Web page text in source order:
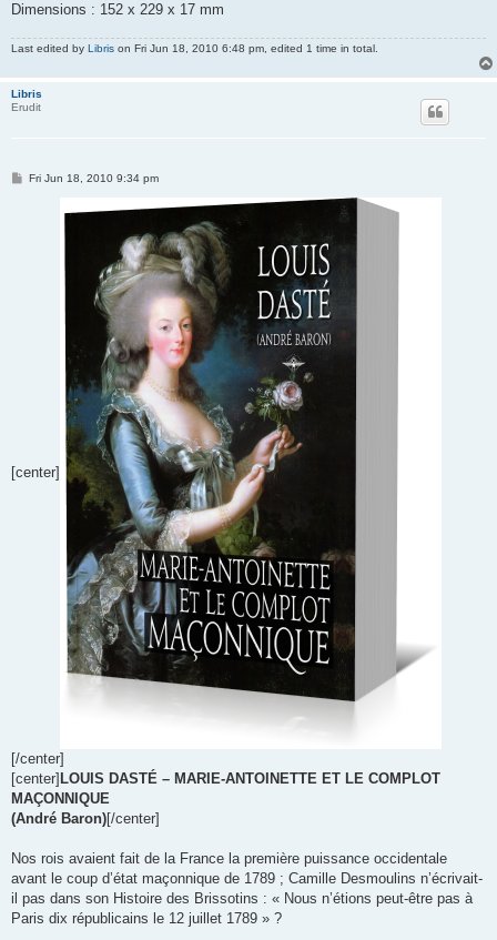
Dimensions : 152 x 229 x 17 mm
Last edited by Libris on Fri Jun 18, 2010 6:48 pm, edited 1 time in total.
Libris
Erudit
PFri Jun 18, 2010 9:34 pm
[center]
[/center]
[center]LOUIS DASTÉ – MARIE-ANTOINETTE ET LE COMPLOT
MAÇONNIQUE
(André Baron)[/center]
Nos rois avaient fait de la France la première puissance occidentale
avant le coup d’état maçonnique de 1789 ; Camille Desmoulins n’écrivait-
il pas dans son Histoire des Brissotins : « Nous n’étions peut-être pas à
Paris dix républicains le 12 juillet 1789 » ?